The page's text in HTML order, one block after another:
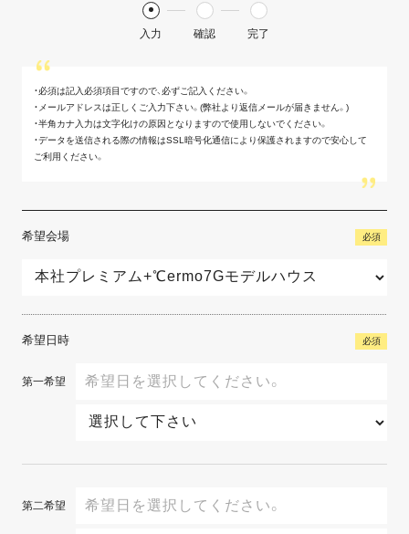
入力 確認 完了
・必須は記入必須項目ですので、必ずご記入ください。
・メールアドレスは正しくご入力下さい。(弊社より返信メールが届きません。)
・半角カナ入力は文字化けの原因となりますので使用しないでください。
・データを送信される際の情報はSSL暗号化通信により保護されますので安心して
ご利用ください。
必須
希望会場
必須
希望日時
第一希望
第二希望